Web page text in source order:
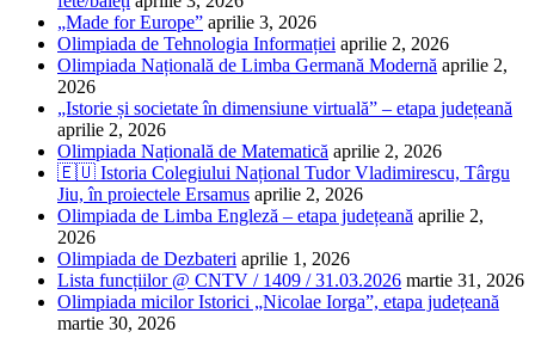
„Made for Europe” aprilie 3, 2026
Olimpiada de Tehnologia Informației aprilie 2, 2026
Olimpiada Națională de Limba Germană Modernă aprilie 2,
2026
„Istorie și societate în dimensiune virtuală” – etapa județeană
aprilie 2, 2026
Olimpiada Națională de Matematică aprilie 2, 2026
🇪🇺 Istoria Colegiului Național Tudor Vladimirescu, Târgu
Jiu, în proiectele Ersamus aprilie 2, 2026
Olimpiada de Limba Engleză – etapa județeană aprilie 2,
2026
Olimpiada de Dezbateri aprilie 1, 2026
Lista funcțiilor @ CNTV / 1409 / 31.03.2026 martie 31, 2026
Olimpiada micilor Istorici „Nicolae Iorga”, etapa județeană
martie 30, 2026